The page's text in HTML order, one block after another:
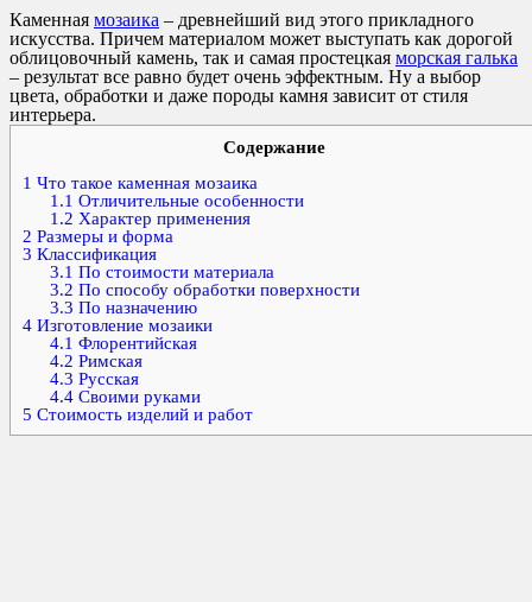
Каменная мозаика – древнейший вид этого прикладного
искусства. Причем материалом может выступать как дорогой
облицовочный камень, так и самая простецкая морская галька
– результат все равно будет очень эффектным. Ну а выбор
цвета, обработки и даже породы камня зависит от стиля
интерьера.
Содержание
1 Что такое каменная мозаика
1.1 Отличительные особенности
1.2 Характер применения
2 Размеры и форма
3 Классификация
3.1 По стоимости материала
3.2 По способу обработки поверхности
3.3 По назначению
4 Изготовление мозаики
4.1 Флорентийская
4.2 Римская
4.3 Русская
4.4Своими руками
5 Стоимость изделий и работ